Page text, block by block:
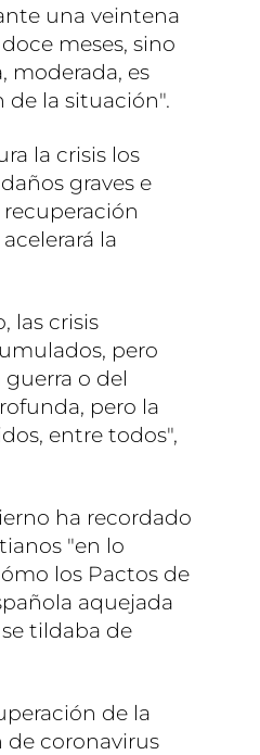
una veintena
meses, sino
moderada, es
de la situación".
la crisis los
graves e
la
las crisis
pero
o del
pero la
entre todos",
ha recordado
"en lo
los Pactos de
aquejada
se tildaba de
de la
de coronavirus